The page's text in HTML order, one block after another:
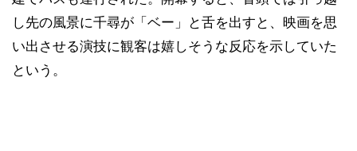
し先の風景に千尋が「ベー」と舌を出すと、映画を思
い出させる演技に観客は嬉しそうな反応を示していた
という。